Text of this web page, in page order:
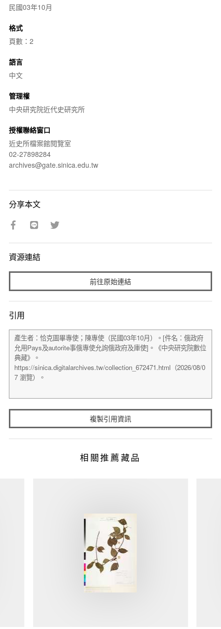
民國03年10月
格式
頁數：2
語言
中文
管理權
中央研究院近代史研究所
授權聯絡窗口
近史所檔案館閱覽室
02-27898284
archives@gate.sinica.edu.tw
分享本文
資源連結
前往原始連結
引用
複製引用資訊
相關推薦藏品